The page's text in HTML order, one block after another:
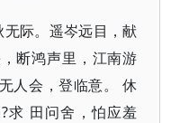
际。遥岑远目，献
断鸿声里，江南游
人会，登临意。 休
求 田问舍，怕应羞